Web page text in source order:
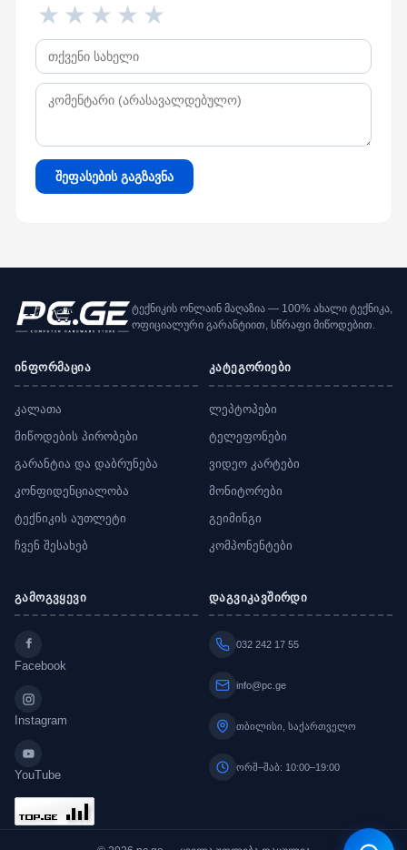
★
★
★
★
★
შეფასების გაგზავნა
ტექნიკის ონლაინ მაღაზია — 100% ახალი ტექნიკა,
ოფიციალური გარანტიით, სწრაფი მიწოდებით.
ინფორმაცია
კალათა
მიწოდების პირობები
გარანტია და დაბრუნება
კონფიდენციალობა
ტექნიკის აუთლეტი
ჩვენ შესახებ
კატეგორიები
ლეპტოპები
ტელეფონები
ვიდეო კარტები
მონიტორები
გეიმინგი
კომპონენტები
გამოგვყევი
Facebook
Instagram
YouTube
დაგვიკავშირდი
032 242 17 55
info@pc.ge
თბილისი, საქართველო
ორშ–შაბ: 10:00–19:00